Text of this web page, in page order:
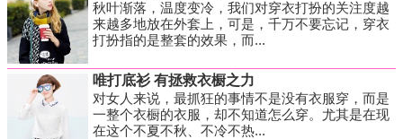
秋叶渐落，温度变冷，我们对穿衣打扮的关注度越
来越多地放在外套上，可是，千万不要忘记，穿衣
打扮指的是整套的效果，而...
唯打底衫 有拯救衣橱之力
对女人来说，最抓狂的事情不是没有衣服穿，而是
一整个衣橱的衣服，却不知道怎么穿。尤其是在现
在这个不夏不秋、不冷不热...